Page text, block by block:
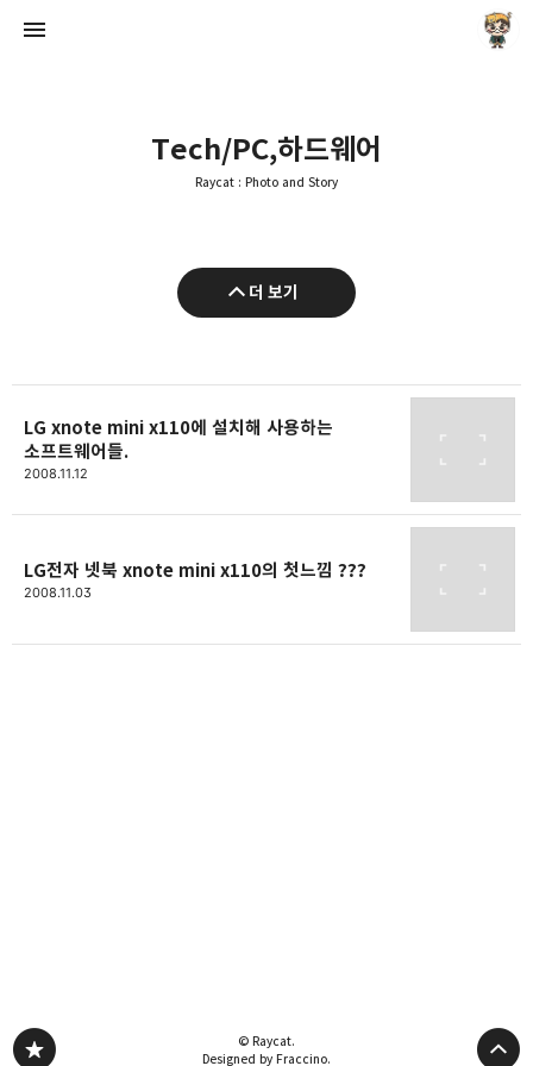
Tech/PC,하드웨어
Raycat : Photo and Story
더 보기
LG xnote mini x110에 설치해 사용하는
소프트웨어들.
2008.11.12
LG전자 넷북 xnote mini x110의 첫느낌 ???
2008.11.03
Raycat : Photo and Story
Raycat
© Raycat.
Designed by Fraccino.